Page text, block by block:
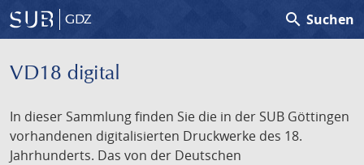
GDZ search Suchen
VD18 digital
In dieser Sammlung finden Sie die in der SUB Göttingen
vorhandenen digitalisierten Druckwerke des 18.
Jahrhunderts. Das von der Deutschen